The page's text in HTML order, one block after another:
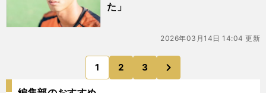
た」
2026年03月14日 14:04 更新
1 2 3